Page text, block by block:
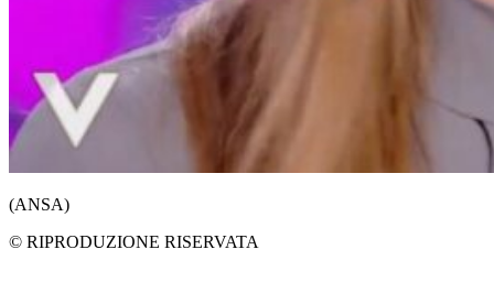
(ANSA)
© RIPRODUZIONE RISERVATA